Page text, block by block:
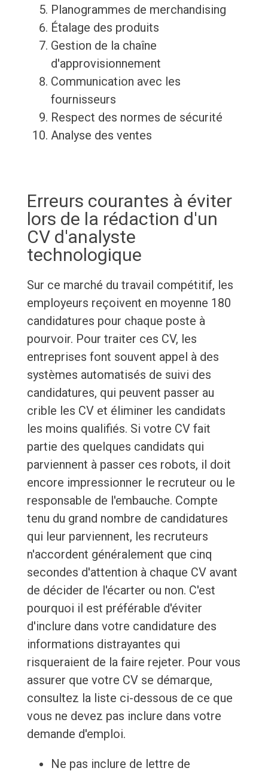
Planogrammes de merchandising
Étalage des produits
Gestion de la chaîne
d'approvisionnement
Communication avec les
fournisseurs
Respect des normes de sécurité
Analyse des ventes
Erreurs courantes à éviter
lors de la rédaction d'un
CV d'analyste
technologique
Sur ce marché du travail compétitif, les
employeurs reçoivent en moyenne 180
candidatures pour chaque poste à
pourvoir. Pour traiter ces CV, les
entreprises font souvent appel à des
systèmes automatisés de suivi des
candidatures, qui peuvent passer au
crible les CV et éliminer les candidats
les moins qualifiés. Si votre CV fait
partie des quelques candidats qui
parviennent à passer ces robots, il doit
encore impressionner le recruteur ou le
responsable de l'embauche. Compte
tenu du grand nombre de candidatures
qui leur parviennent, les recruteurs
n'accordent généralement que cinq
secondes d'attention à chaque CV avant
de décider de l'écarter ou non. C'est
pourquoi il est préférable d'éviter
d'inclure dans votre candidature des
informations distrayantes qui
risqueraient de la faire rejeter. Pour vous
assurer que votre CV se démarque,
consultez la liste ci-dessous de ce que
vous ne devez pas inclure dans votre
demande d'emploi.
Ne pas inclure de lettre de